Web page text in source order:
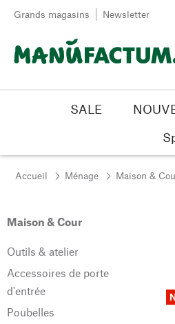
Passer au contenu
Grands magasins Newsletter
SALE
Accueil Ménage Maison &
Maison & Cour
Outils & atelier
Accessoires de porte
d'entrée
Poubelles